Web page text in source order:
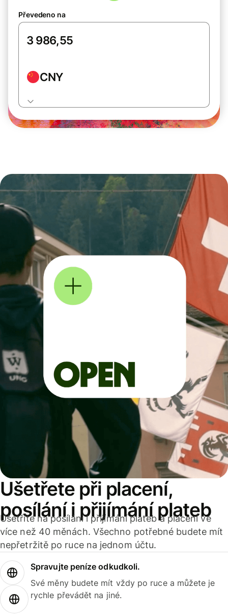
Převedeno na
CNY
Ušetřete při placení,
posílání i přijímání plateb
Ušetříte na posílání i přijímání plateb a placení ve
více než 40 měnách. Všechno potřebné budete mít
nepřetržitě po ruce na jednom účtu.
Spravujte peníze odkudkoli.
Své měny budete mít vždy po ruce a můžete je
rychle převádět na jiné.